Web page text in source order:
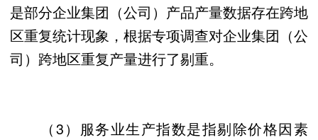
是部分企业集团（公司）产品产量数据存在跨地
区重复统计现象，根据专项调查对企业集团（公
司）跨地区重复产量进行了剔重。
（3）服务业生产指数是指剔除价格因素